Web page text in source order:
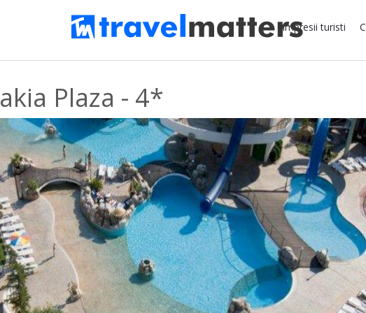
Impresii turisti
Plaza - 4*